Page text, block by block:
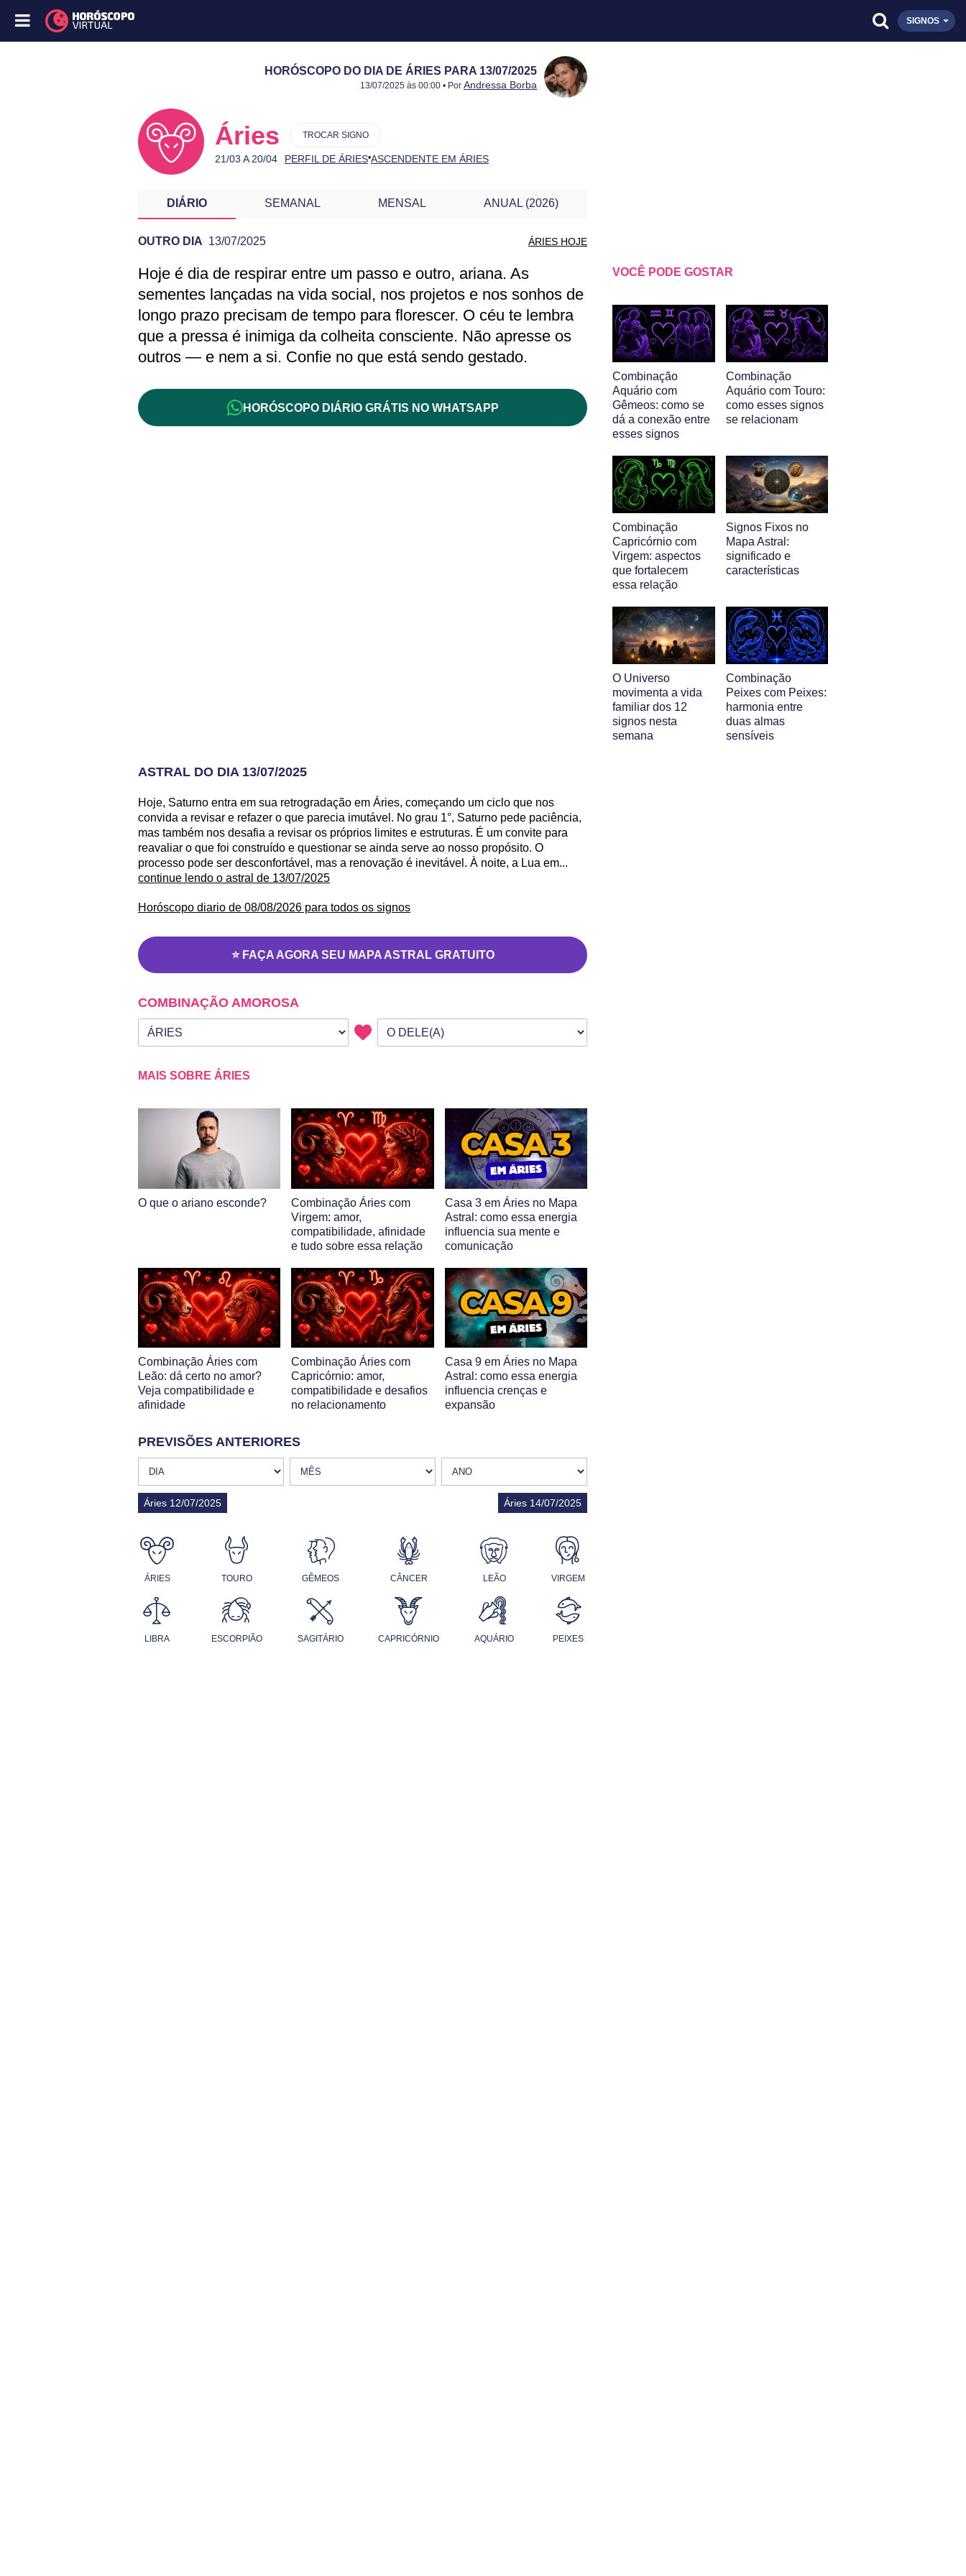
SIGNOS
HORÓSCOPO DO DIA DE ÁRIES PARA 13/07/2025
Publicado:
13/07/2025
Atualizado:
13/07/2025
13/07/2025 às 00:00 • Por Andressa Borba
Áries
21/03 A 20/04 PERFIL DE ÁRIES•ASCENDENTE EM ÁRIES
TROCAR SIGNO
DIÁRIO SEMANAL MENSAL ANUAL (2026)
OUTRO DIA 13/07/2025 ÁRIES HOJE
PREVISÃO DE ÁRIES PARA OUTRO DIA
Hoje é dia de respirar entre um passo e outro, ariana. As
sementes lançadas na vida social, nos projetos e nos sonhos de
longo prazo precisam de tempo para florescer. O céu te lembra
que a pressa é inimiga da colheita consciente. Não apresse os
outros — e nem a si. Confie no que está sendo gestado.
HORÓSCOPO DIÁRIO GRÁTIS NO WHATSAPP
ASTRAL DO DIA 13/07/2025
Hoje, Saturno entra em sua retrogradação em Áries, começando um ciclo que nos
convida a revisar e refazer o que parecia imutável. No grau 1°, Saturno pede paciência,
mas também nos desafia a revisar os próprios limites e estruturas. É um convite para
reavaliar o que foi construído e questionar se ainda serve ao nosso propósito. O
processo pode ser desconfortável, mas a renovação é inevitável. À noite, a Lua em...
continue lendo o astral de 13/07/2025
Horóscopo diario de 08/08/2026 para todos os signos
⭐ FAÇA AGORA SEU MAPA ASTRAL GRATUITO
COMBINAÇÃO AMOROSA
Seu signo
Signo da outra pessoa
MAIS SOBRE ÁRIES
O que o ariano esconde?
Combinação Áries com
Virgem: amor,
compatibilidade, afinidade
e tudo sobre essa relação
Casa 3 em Áries no Mapa
Astral: como essa energia
influencia sua mente e
comunicação
Combinação Áries com
Leão: dá certo no amor?
Veja compatibilidade e
afinidade
Combinação Áries com
Capricórnio: amor,
compatibilidade e desafios
no relacionamento
Casa 9 em Áries no Mapa
Astral: como essa energia
influencia crenças e
expansão
PREVISÕES ANTERIORES
Áries 12/07/2025 Áries 14/07/2025
ÁRIES TOURO GÊMEOS CÂNCER LEÃO VIRGEM
LIBRA ESCORPIÃO SAGITÁRIO CAPRICÓRNIO AQUÁRIO PEIXES
VOCÊ PODE GOSTAR
Combinação
Aquário com
Gêmeos: como se
dá a conexão entre
esses signos
Combinação
Aquário com Touro:
como esses signos
se relacionam
Combinação
Capricórnio com
Virgem: aspectos
que fortalecem
essa relação
Signos Fixos no
Mapa Astral:
significado e
características
O Universo
movimenta a vida
familiar dos 12
signos nesta
semana
Combinação
Peixes com Peixes:
harmonia entre
duas almas
sensíveis